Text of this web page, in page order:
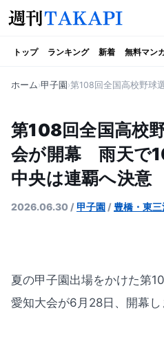
トップ ランキング 新着 無料マン
ホーム 甲子園
第108回全国高校
会が開幕 雨天で
中央は連覇へ決意
2026.06.30 / 甲子園 / 豊橋・東三
夏の甲子園出場をかけた第
愛知大会が6月28日、開幕し